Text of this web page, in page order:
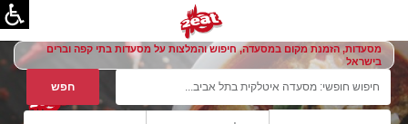
מסעדות, הזמנת מקום במסעדה, חיפוש והמלצות על מסעדות בתי קפה וברים
בישראל